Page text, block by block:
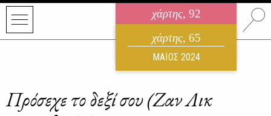
χάρτης, 92
ηλεκτρονικό περιοδικό
ΑΥΓΟΥΣΤΟΣ 2026
χάρτης, 65
ΜΑΪΟΣ 2024
Πρόσεχε το δεξί σου (Ζαν Λικ